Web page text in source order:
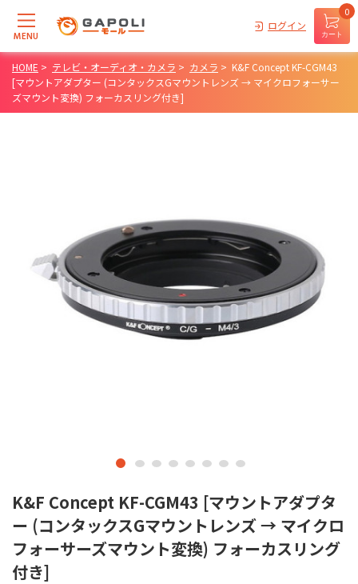
MENU
ログイン
カート
0
HOME > テレビ・オーディオ・カメラ > カメラ > K&F Concept KF-CGM43
[マウントアダプター (コンタックスGマウントレンズ → マイクロフォーサー
ズマウント変換) フォーカスリング付き]
K&F Concept KF-CGM43 [マウントアダプタ
ー (コンタックスGマウントレンズ → マイクロ
フォーサーズマウント変換) フォーカスリング
付き]